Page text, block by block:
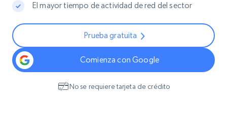
El mayor tiempo de actividad de red del sector
Prueba gratuita
Comienza con Google
No se requiere tarjeta de crédito